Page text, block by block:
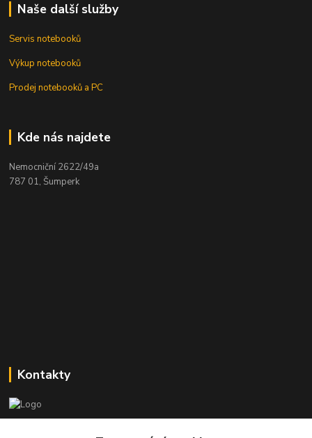
Naše další služby
Servis notebooků
Výkup notebooků
Prodej notebooků a PC
Kde nás najdete
Nemocniční 2622/49a
787 01, Šumperk
Kontakty